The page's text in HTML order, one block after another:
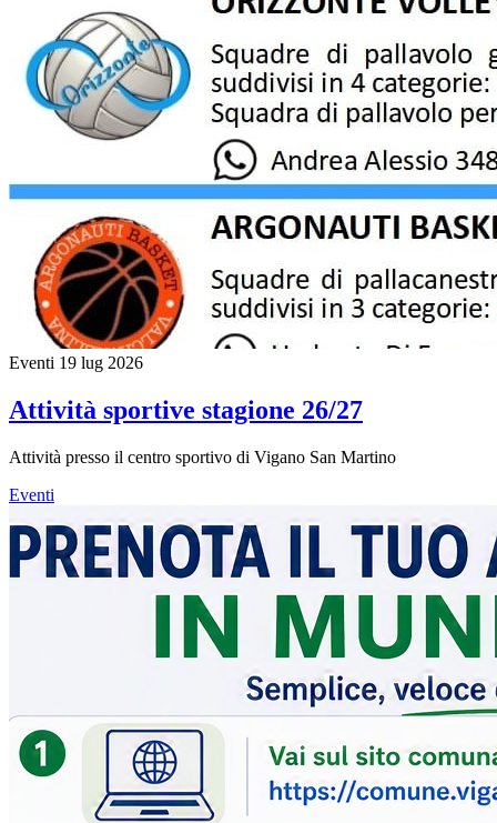
Eventi 19 lug 2026
Attività sportive stagione 26/27
Attività presso il centro sportivo di Vigano San Martino
Eventi